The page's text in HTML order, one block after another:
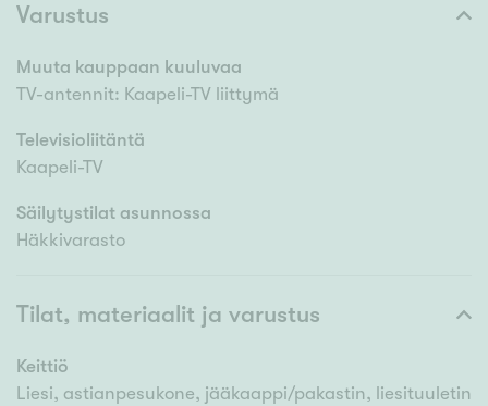
Varustus
Muuta kauppaan kuuluvaa
TV-antennit: Kaapeli-TV liittymä
Televisioliitäntä
Kaapeli-TV
Säilytystilat asunnossa
Häkkivarasto
Tilat, materiaalit ja varustus
Keittiö
Liesi, astianpesukone, jääkaappi/pakastin, liesituuletin